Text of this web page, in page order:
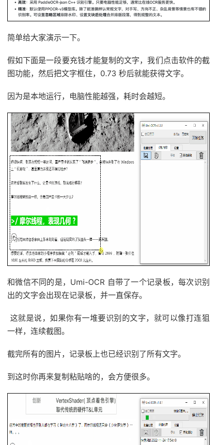
简单给大家演示一下。
假如下面是一段要充钱才能复制的文字，我们点击软件的截
图功能，然后把文字框住，0.73 秒后就能获得文字。
因为是本地运行，电脑性能越强，耗时会越短。
和微信不同的是，Umi-OCR 自带了一个记录板，每次识别
出的文字会出现在记录板，并一直保存。
这就是说，如果你有一堆要识别的文字，就可以像打连狙
一样，连续截图。
截完所有的图片，记录板上也已经识别了所有文字。
到这时你再来复制粘贴啥的，会方便很多。